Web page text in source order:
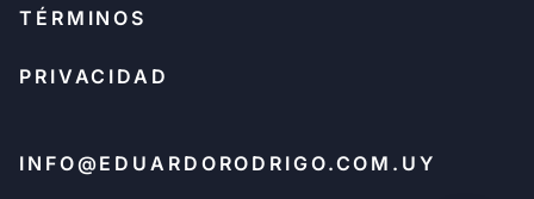
TÉRMINOS
PRIVACIDAD
INFO@EDUARDORODRIGO.COM.UY